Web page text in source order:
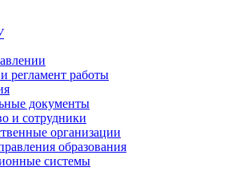
регламент работы
документы
и сотрудники
организации
образования
системы